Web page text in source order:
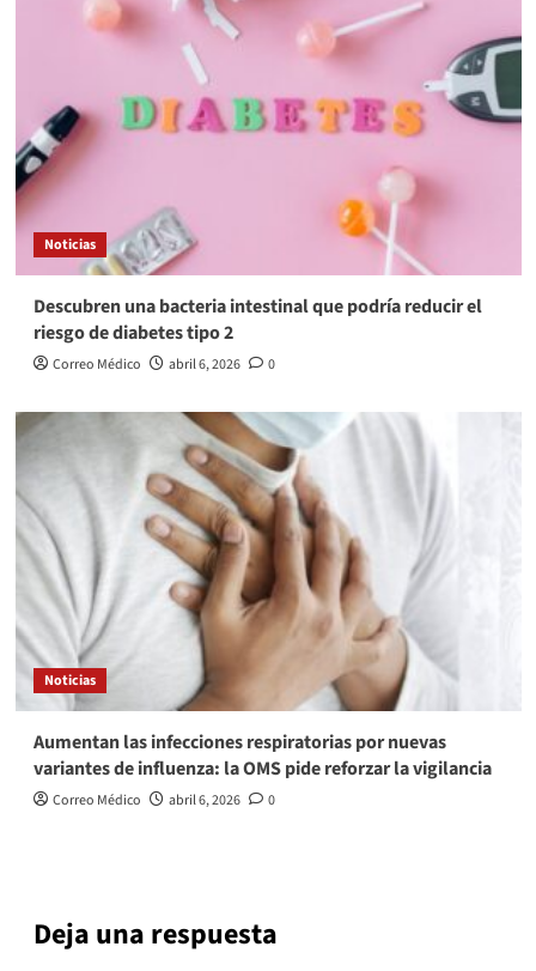
Noticias
Descubren una bacteria intestinal que podría reducir el
riesgo de diabetes tipo 2
Correo Médico abril 6, 2026 0
Noticias
Aumentan las infecciones respiratorias por nuevas
variantes de influenza: la OMS pide reforzar la vigilancia
Correo Médico abril 6, 2026 0
Deja una respuesta